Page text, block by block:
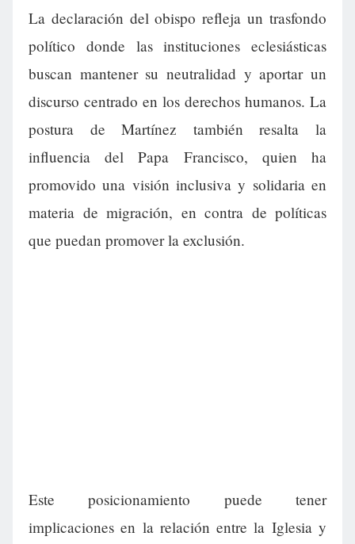
La declaración del obispo refleja un trasfondo
político donde las instituciones eclesiásticas
buscan mantener su neutralidad y aportar un
discurso centrado en los derechos humanos. La
postura de Martínez también resalta la
influencia del Papa Francisco, quien ha
promovido una visión inclusiva y solidaria en
materia de migración, en contra de políticas
que puedan promover la exclusión.
Este posicionamiento puede tener
implicaciones en la relación entre la Iglesia y